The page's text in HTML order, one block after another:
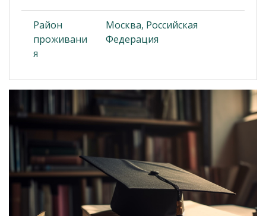
Район
проживани
я
Москва, Российская
Федерация